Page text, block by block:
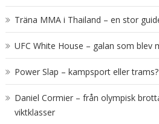
Träna MMA i Thailand – en stor
UFC White House – galan som blev
Power Slap – kampsport eller trams?
Daniel Cormier – från olympisk
viktklasser